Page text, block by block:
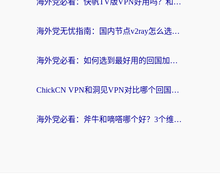
海外党必看：快帆TV版VPN好用吗？和快游VPN对比哪个回国效果更好？附实用避坑指南
海外党无忧指南：国内节点v2ray怎么选？一键回国VPN+多场景实测帮你避坑
海外党必看：如何选到最好用的回国加速器？从节点到售后的全维度指南
ChickCN VPN和洞见VPN对比哪个回国效果更好？海外党亲测3款加速器+避坑指南
海外党必看：斧牛和嘀嗒哪个好？3个维度教你选对回国加速器